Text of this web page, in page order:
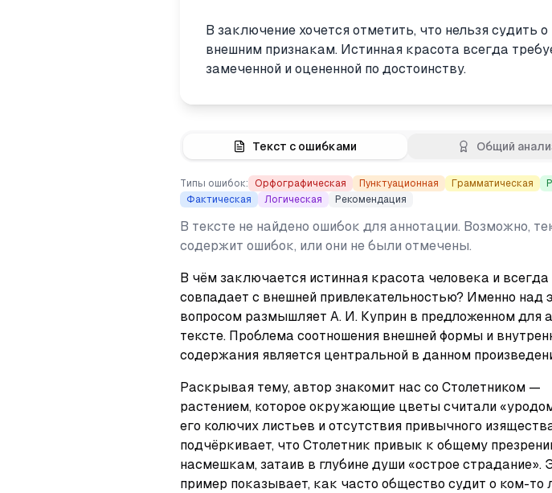
В заключение хочется отметить, что нельзя судить
внешним признакам. Истинная красота всегда
замеченной и оцененной по достоинству.
Текст с ошибками Общий
Типы ошибок: Орфографическая Пунктуационная Грамматическая
Фактическая
Логическая Рекомендация
В тексте не найдено ошибок для аннотации. Возможно,
содержит ошибок, или они не были отмечены.
В чём заключается истинная красота человека и всегда
совпадает с внешней привлекательностью? Именно над
вопросом размышляет А. И. Куприн в предложенном для
тексте. Проблема соотношения внешней формы и
содержания является центральной в данном
Раскрывая тему, автор знакомит нас со Столетником —
растением, которое окружающие цветы считали
его колючих листьев и отсутствия привычного
подчёркивает, что Столетник привык к общему
насмешкам, затаив в глубине души «острое страдание».
пример показывает, как часто общество судит о ком-то